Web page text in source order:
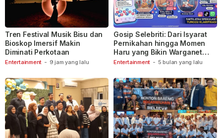
Entertainment - 9 jam yang lalu
Tren Festival Musik Bisu dan
Bioskop Imersif Makin
Diminati Perkotaan
Entertainment - 5 bulan yang lalu
Gosip Selebriti: Dari Isyarat
Pernikahan hingga Momen
Haru yang Bikin Warganet
Berspekulasi